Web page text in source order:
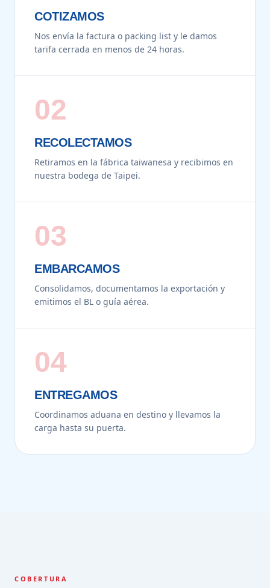
COTIZAMOS
Nos envía la factura o packing list y le damos
tarifa cerrada en menos de 24 horas.
02
RECOLECTAMOS
Retiramos en la fábrica taiwanesa y recibimos en
nuestra bodega de Taipei.
03
EMBARCAMOS
Consolidamos, documentamos la exportación y
emitimos el BL o guía aérea.
04
ENTREGAMOS
Coordinamos aduana en destino y llevamos la
carga hasta su puerta.
COBERTURA